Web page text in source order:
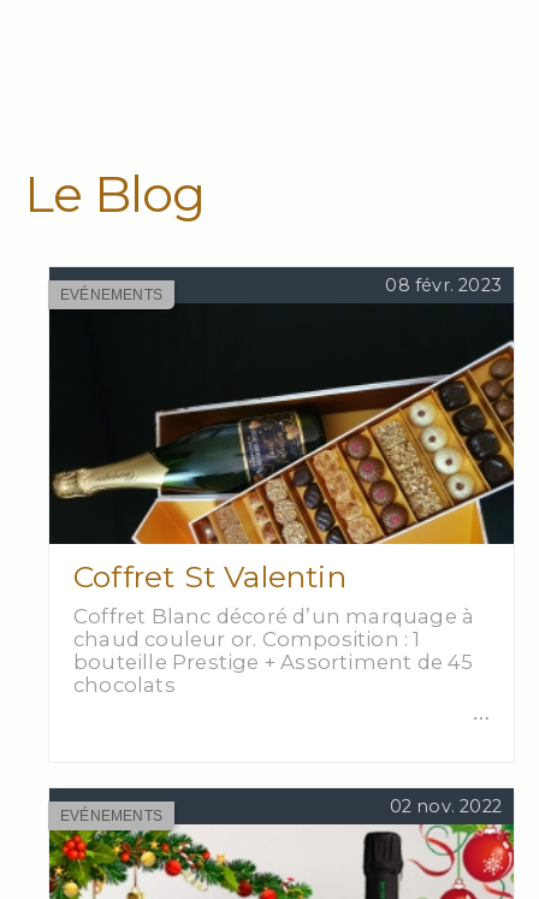
Le Blog
EVÉNEMENTS 08 févr. 2023
Coffret St Valentin
Coffret Blanc décoré d’un marquage à
chaud couleur or. Composition : 1
bouteille Prestige + Assortiment de 45
chocolats
…
EVÉNEMENTS 02 nov. 2022